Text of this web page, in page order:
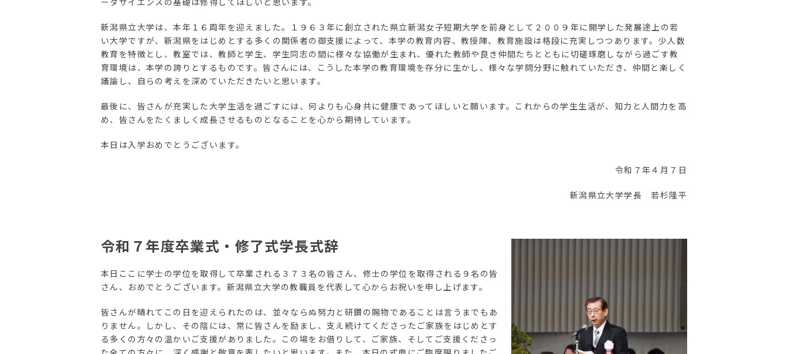
新潟県立大学は、本年１６周年を迎えました。１９６３年に創立された県立新潟女子短期大学を前身として２００９年に開学した発展途上の若
い大学ですが、新潟県をはじめとする多くの関係者の御支援によって、本学の教育内容、教授陣、教育施設は格段に充実しつつあります。少人数
教育を特徴とし、教室では、教師と学生、学生同志の間に様々な協働が生まれ、優れた教師や良き仲間たちとともに切磋琢磨しながら過ごす教
育環境は、本学の誇りとするものです。皆さんには、こうした本学の教育環境を存分に生かし、様々な学問分野に触れていただき、仲間と楽しく
議論し、自らの考えを深めていただきたいと思います。
最後に、皆さんが充実した大学生活を過ごすには、何よりも心身共に健康であってほしいと願います。これからの学生生活が、知力と人間力を高
め、皆さんをたくましく成長させるものとなることを心から期待しています。
本日は入学おめでとうございます。
令和７年４月７日
新潟県立大学学長 若杉隆平
令和７年度卒業式・修了式学長式辞
本日ここに学士の学位を取得して卒業される３７３名の皆さん、修士の学位を取得される９名の皆
さん、おめでとうございます。新潟県立大学の教職員を代表して心からお祝いを申し上げます。
皆さんが晴れてこの日を迎えられたのは、並々ならぬ努力と研鑽の賜物であることは言うまでもあ
りません。しかし、その陰には、常に皆さんを励まし、支え続けてくださったご家族をはじめとす
る多くの方々の温かいご支援がありました。この場をお借りして、ご家族、そしてご支援くださっ